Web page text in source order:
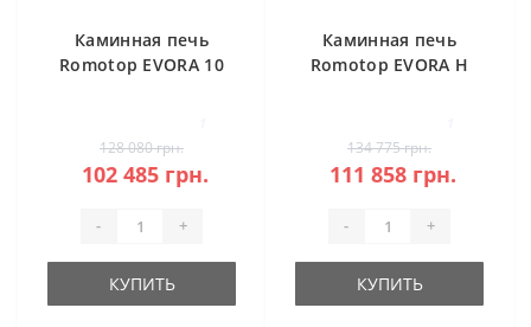
Каминная печь
Romotop EVORA 10
128 080 грн.
102 485 грн.
- +
КУПИТЬ
Каминная печь
Romotop EVORA H
134 775 грн.
111 858 грн.
- +
КУПИТЬ